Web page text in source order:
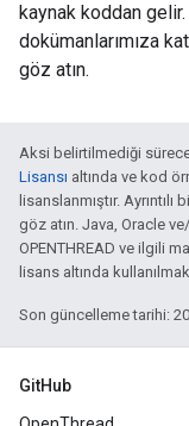
kaynak koddan
dokümanlarımıza
göz atın.
Aksi belirtilmediği
Lisansı altında ve kod
lisanslanmıştır. Ayrıntılı
göz atın. Java, Oracle
OPENTHREAD ve ilgili
lisans altında
Son güncelleme tarihi:
GitHub